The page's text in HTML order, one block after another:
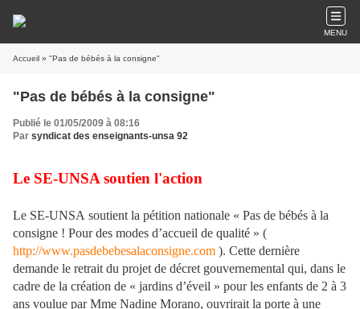
MENU
Accueil » "Pas de bébés à la consigne"
"Pas de bébés à la consigne"
Publié le 01/05/2009 à 08:16
Par syndicat des enseignants-unsa 92
Le SE-UNSA soutien l'action
Le SE-UNSA soutient la pétition nationale « Pas de bébés à la
consigne ! Pour des modes d’accueil de qualité » (
http://www.pasdebebesalaconsigne.com ). Cette dernière
demande le retrait du projet de décret gouvernemental qui, dans le
cadre de la création de « jardins d’éveil » pour les enfants de 2 à 3
ans voulue par Mme Nadine Morano, ouvrirait la porte à une